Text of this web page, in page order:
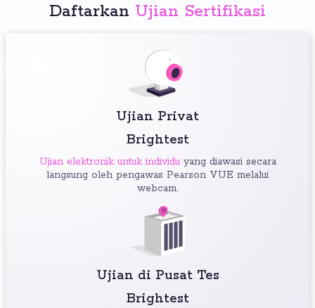
Daftarkan Ujian Sertifikasi
Ujian Privat
Brightest
Ujian elektronik untuk individuyang diawasi secara
langsung oleh pengawas Pearson VUE melalui
webcam.
Ujian di Pusat Tes
Brightest